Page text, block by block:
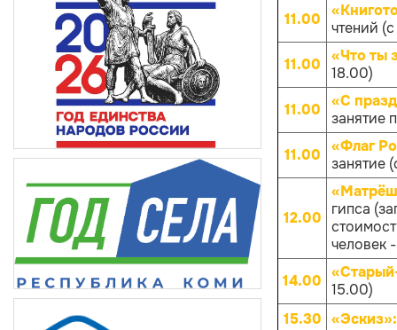
11.00
чтений
11.00
«Что ты
18.00)
11.00
«С
занятие
11.00
«Флаг
занятие
12.00
гипса
человек
14.00 15.00)
15.30